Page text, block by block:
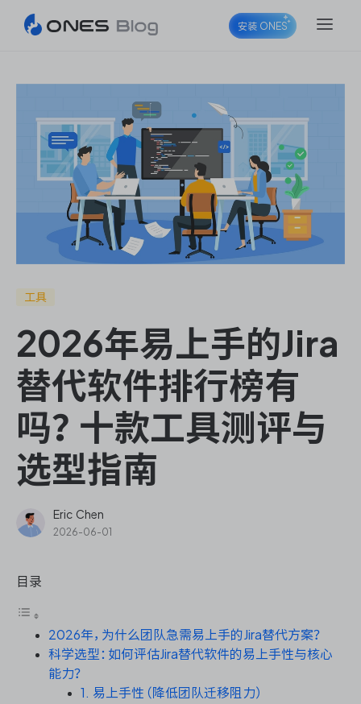
ONES Project
ONES Wiki
ONES Desk
ONES Assistant
敏捷研发管理
企业知识库管理
研发效能管理
DevOps
安装 ONES
工具
2026年易上手的Jira
替代软件排行榜有
吗？十款工具测评与
选型指南
Eric Chen
2026-06-01
目录
2026年，为什么团队急需易上手的Jira替代方案？
科学选型：如何评估Jira替代软件的易上手性与核心
能力？
1. 易上手性（降低团队迁移阻力）